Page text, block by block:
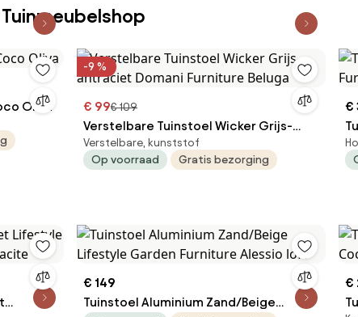
Oliva
-9 %
€ 99€ 109
Verstelbare Tuinstoel Wicker Grijs-
antraciet Domani Furniture Beluga
Verstelbare, kunststof
Op voorraad
Gratis bezorging
€
€ 149
Tuinstoel Aluminium Zand/Beige
€